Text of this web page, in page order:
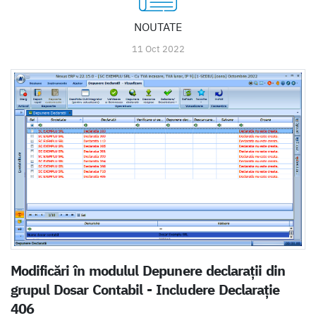
NOUTATE
11 Oct 2022
Modificări în modulul Depunere declarații din
grupul Dosar Contabil - Includere Declarație
406